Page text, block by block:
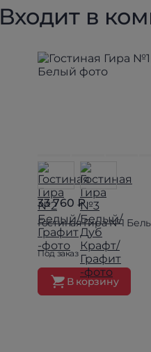
Входит в
33 760 ₽
Гостиная Гира №1
Под заказ
В корзину